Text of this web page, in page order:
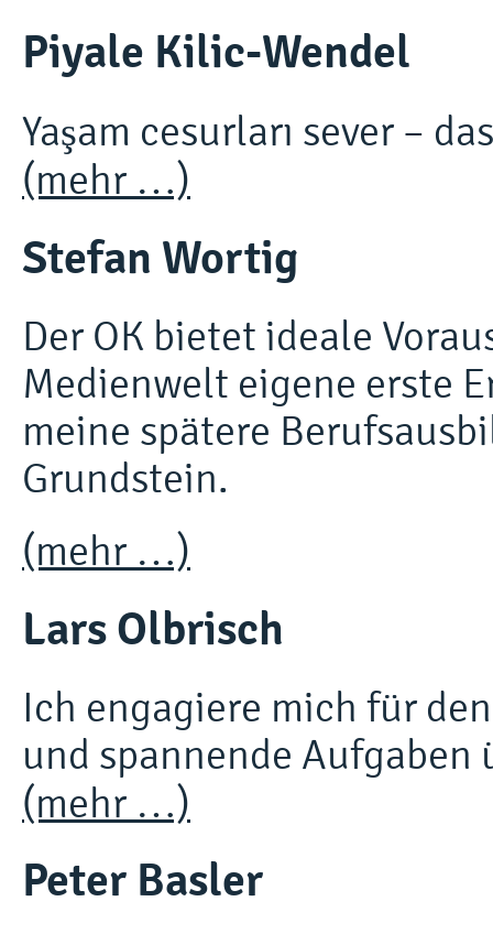
Piyale Kilic-Wendel
Yaşam cesurları sever –
(mehr …)
Stefan Wortig
Der OK bietet ideale
Medienwelt eigene erste
meine spätere
Grundstein.
(mehr …)
Lars Olbrisch
Ich engagiere mich für
und spannende Aufgaben
(mehr …)
Peter Basler